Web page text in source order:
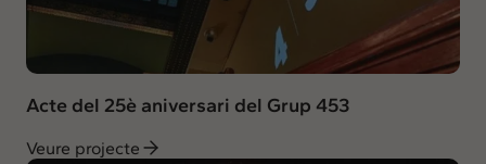
Acte del 25è aniversari del Grup 453
Veure projecte